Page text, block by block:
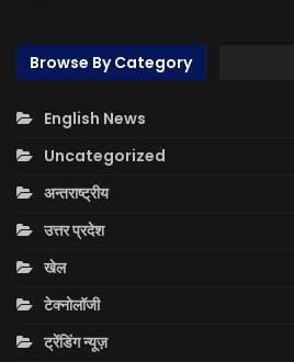
Browse By Category
English News
Uncategorized
अन्तराष्ट्रीय
उत्तर प्रदेश
खेल
टेक्नोलॉजी
ट्रेंडिंग न्यूज़